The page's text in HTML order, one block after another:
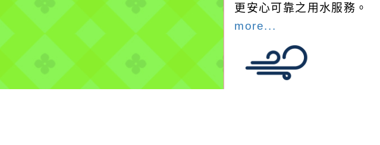
更安心可靠之用水服務。
more...